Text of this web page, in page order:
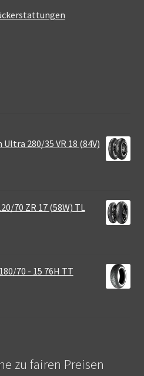
280/35 VR 18 (84V)
70 ZR 17 (58W) TL
70 - 15 76H TT
zu fairen Preisen